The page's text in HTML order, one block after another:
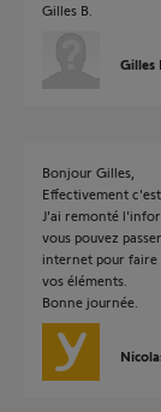
Gilles B.
Gilles
Bonjour Gilles,
Effectivement
J'ai remonté
vous pouvez
internet pour
vos éléments.
Bonne journée.